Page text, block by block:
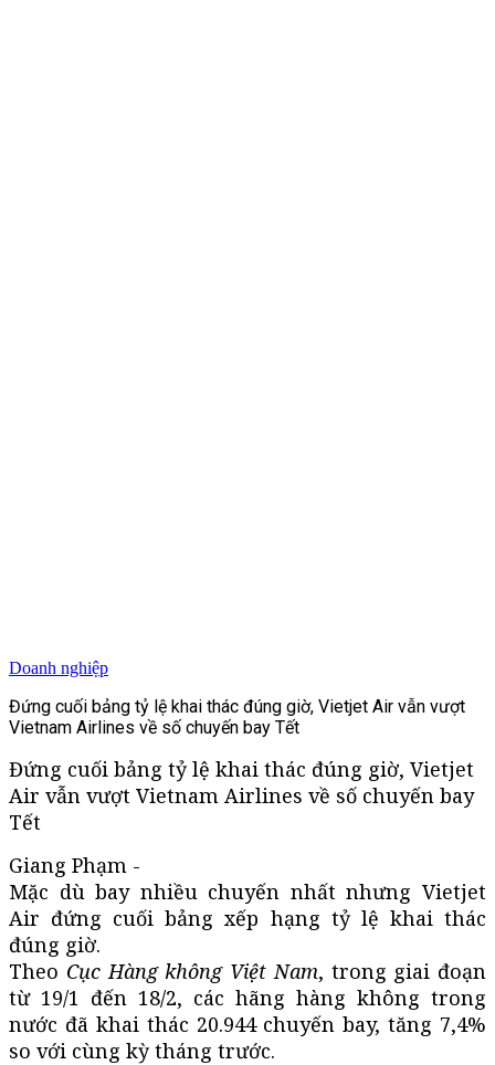
Doanh nghiệp
Đứng cuối bảng tỷ lệ khai thác đúng giờ, Vietjet Air vẫn vượt
Vietnam Airlines về số chuyến bay Tết
Đứng cuối bảng tỷ lệ khai thác đúng giờ, Vietjet
Air vẫn vượt Vietnam Airlines về số chuyến bay
Tết
Giang Phạm -
Mặc dù bay nhiều chuyến nhất nhưng Vietjet
Air đứng cuối bảng xếp hạng tỷ lệ khai thác
đúng giờ.
Theo Cục Hàng không Việt Nam, trong giai đoạn
từ 19/1 đến 18/2, các hãng hàng không trong
nước đã khai thác 20.944 chuyến bay, tăng 7,4%
so với cùng kỳ tháng trước.